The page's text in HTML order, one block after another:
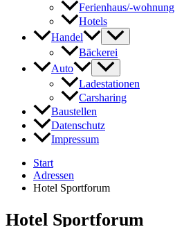
Ferienhaus/-wohnung
Hotels
Handel
Bäckerei
Auto
Ladestationen
Carsharing
Baustellen
Datenschutz
Impressum
Start
Adressen
Hotel Sportforum
Hotel Sportforum